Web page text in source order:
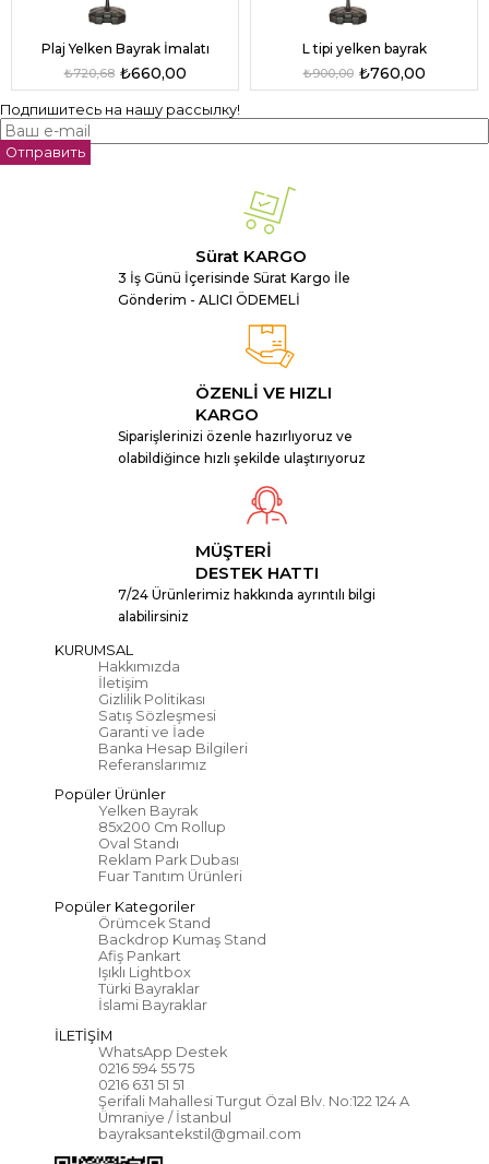
Plaj Yelken Bayrak İmalatı
₺660,00
₺720,68
L tipi yelken bayrak
₺760,00
₺900,00
Подпишитесь на нашу рассылку!
Отправить
Sürat KARGO
3 İş Günü İçerisinde Sürat Kargo İle
Gönderim - ALICI ÖDEMELİ
ÖZENLİ VE HIZLI
KARGO
Siparişlerinizi özenle hazırlıyoruz ve
olabildiğince hızlı şekilde ulaştırıyoruz
MÜŞTERİ
DESTEK HATTI
7/24 Ürünlerimiz hakkında ayrıntılı bilgi
alabilirsiniz
KURUMSAL
Hakkımızda
İletişim
Gizlilik Politikası
Satış Sözleşmesi
Garanti ve İade
Banka Hesap Bilgileri
Referanslarımız
Popüler Ürünler
Yelken Bayrak
85x200 Cm Rollup
Oval Standı
Reklam Park Dubası
Fuar Tanıtım Ürünleri
Popüler Kategoriler
Örümcek Stand
Backdrop Kumaş Stand
Afiş Pankart
Işıklı Lightbox
Türki Bayraklar
İslami Bayraklar
İLETİŞİM
WhatsApp Destek
0216 594 55 75
0216 631 51 51
Şerifali Mahallesi Turgut Özal Blv. No:122 124 A
Ümraniye / İstanbul
bayraksantekstil@gmail.com